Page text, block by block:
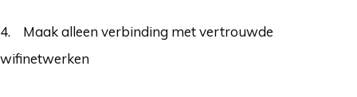
4. Maak alleen verbinding met vertrouwde
wifinetwerken